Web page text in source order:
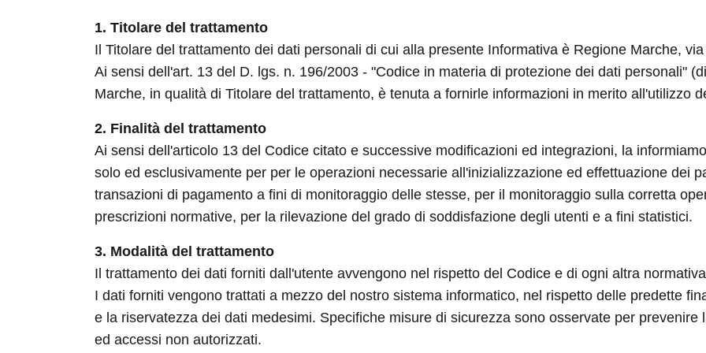
1. Titolare del trattamento
Il Titolare del trattamento dei dati personali di cui alla presente Informativa è Regione Marche,
Ai sensi dell'art. 13 del D. lgs. n. 196/2003 - "Codice in materia di protezione dei dati personali"
Marche, in qualità di Titolare del trattamento, è tenuta a fornirle informazioni in merito all'utilizzo
2. Finalità del trattamento
Ai sensi dell'articolo 13 del Codice citato e successive modificazioni ed integrazioni, la
solo ed esclusivamente per per le operazioni necessarie all'inizializzazione ed effettuazione dei
transazioni di pagamento a fini di monitoraggio delle stesse, per il monitoraggio sulla corretta
prescrizioni normative, per la rilevazione del grado di soddisfazione degli utenti e a fini statistici.
3. Modalità del trattamento
Il trattamento dei dati forniti dall'utente avvengono nel rispetto del Codice e di ogni altra
I dati forniti vengono trattati a mezzo del nostro sistema informatico, nel rispetto delle predette
e la riservatezza dei dati medesimi. Specifiche misure di sicurezza sono osservate per
ed accessi non autorizzati.